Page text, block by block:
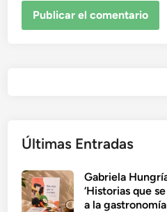
Últimas Entradas
Gabriela
‘Historias que
a la gastronomía